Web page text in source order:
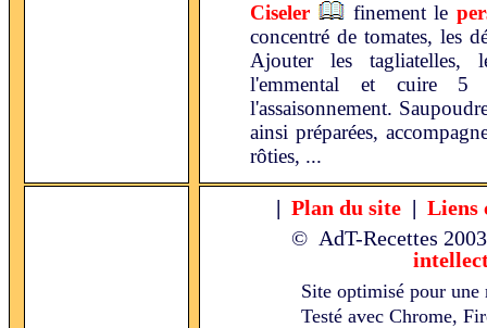
Ciseler finement le
concentré de tomates, les
Ajouter les tagliatelles,
l'emmental et cuire
l'assaisonnement.
ainsi préparées,
rôties, ...
| Plan du site | Liens
© AdT-Recettes
Site optimisé pour
Testé avec Chrome,